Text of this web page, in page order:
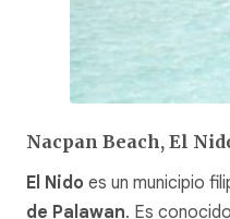
Nacpan Beach, El
El Nido es un municipio
de Palawan. Es